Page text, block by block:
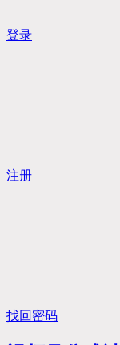
登录
注册
找回密码